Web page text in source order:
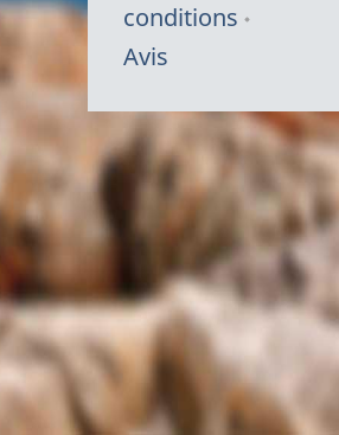
conditions
Avis